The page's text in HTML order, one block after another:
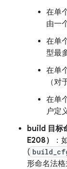
在单
由一
在单
型最
在单
（
在单
户定
build 目标
E208）
：
(
形命名法